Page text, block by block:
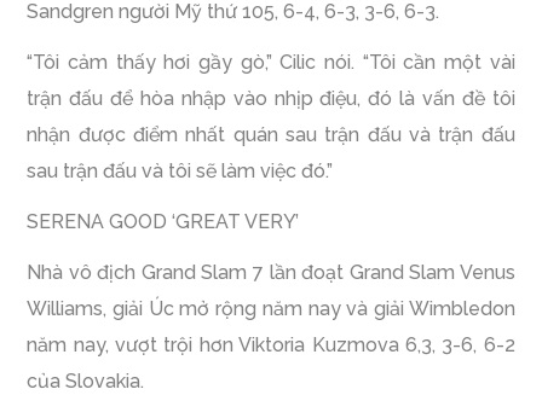
Sandgren người Mỹ thứ 105, 6-4, 6-3, 3-6, 6-3.
“Tôi cảm thấy hơi gầy gò,” Cilic nói. “Tôi cần một vài
trận đấu để hòa nhập vào nhịp điệu, đó là vấn đề tôi
nhận được điểm nhất quán sau trận đấu và trận đấu
sau trận đấu và tôi sẽ làm việc đó.”
SERENA GOOD ‘GREAT VERY’
Nhà vô địch Grand Slam 7 lần đoạt Grand Slam Venus
Williams, giải Úc mở rộng năm nay và giải Wimbledon
năm nay, vượt trội hơn Viktoria Kuzmova 6,3, 3-6, 6-2
của Slovakia.